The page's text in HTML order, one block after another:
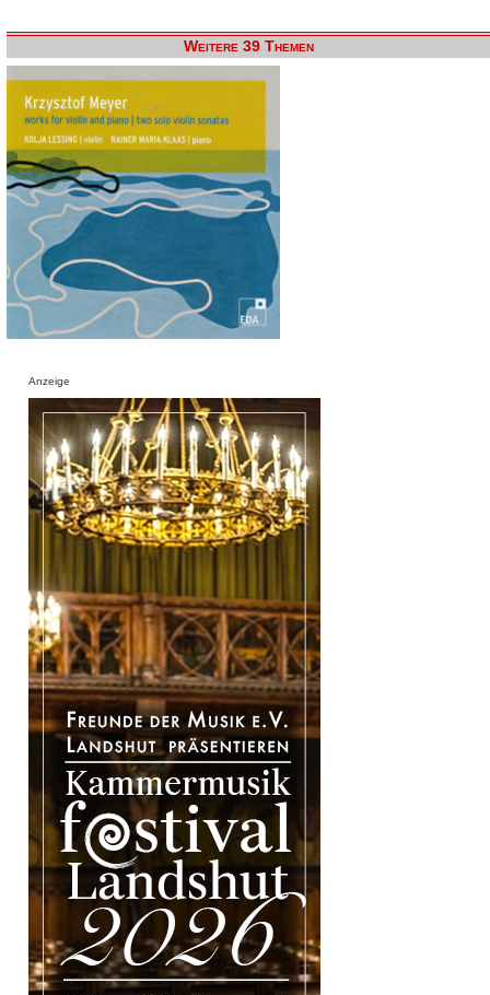
Weitere 39 Themen
Anzeige